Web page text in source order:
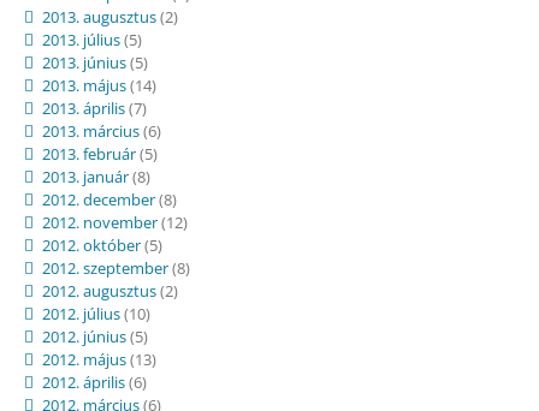
2013. augusztus(2)
2013. július(5)
2013. június(5)
2013. május(14)
2013. április(7)
2013. március(6)
2013. február(5)
2013. január(8)
2012. december(8)
2012. november(12)
2012. október(5)
2012. szeptember(8)
2012. augusztus(2)
2012. július(10)
2012. június(5)
2012. május(13)
2012. április(6)
2012. március(6)